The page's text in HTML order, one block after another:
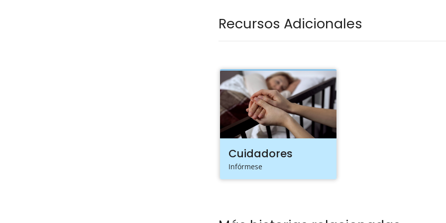
Recursos Adicionales
Cuidadores
Infórmese